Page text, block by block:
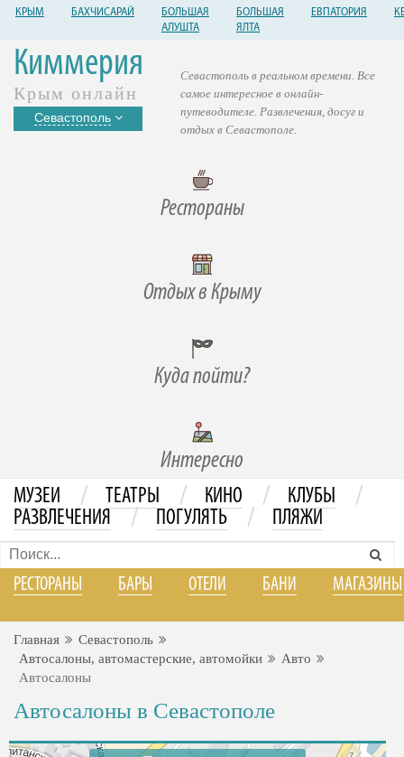
КРЫМ БАХЧИСАРАЙ
БОЛЬШАЯ
АЛУШТА
БОЛЬШАЯ
ЯЛТА
ЕВПАТОРИЯ
Киммерия
Крым онлайн
Севастополь
Рестораны
Отдых в Крыму
Куда пойти?
Интересно
Севастополь в реальном времени. Все
самое интересное в онлайн-
путеводителе. Развлечения, досуг и
отдых в Севастополе.
МУЗЕИ / ТЕАТРЫ / КИНО / КЛУБЫ /
РАЗВЛЕЧЕНИЯ / ПОГУЛЯТЬ / ПЛЯЖИ
РЕСТОРАНЫ БАРЫ ОТЕЛИ БАНИ МАГАЗИНЫ
Главная
Севастополь
Автосалоны, автомастерские, автомойки
Авто
Автосалоны
Автосалоны в Севастополе